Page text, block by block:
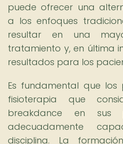
puede ofrecer una
a los enfoques
resultar en una
tratamiento y, en última
resultados para los
Es fundamental que los
fisioterapia que
breakdance en sus
adecuadamente
disciplina. La